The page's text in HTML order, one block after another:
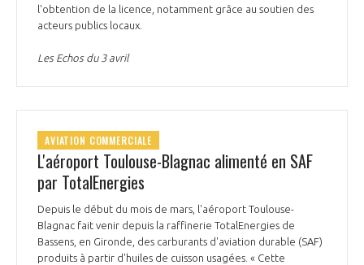
l'obtention de la licence, notamment grâce au soutien des
acteurs publics locaux.
Les Echos du 3 avril
AVIATION COMMERCIALE
L'aéroport Toulouse-Blagnac alimenté en SAF
par TotalEnergies
Depuis le début du mois de mars, l'aéroport Toulouse-
Blagnac fait venir depuis la raffinerie TotalEnergies de
Bassens, en Gironde, des carburants d'aviation durable (SAF)
produits à partir d'huiles de cuisson usagées. « Cette